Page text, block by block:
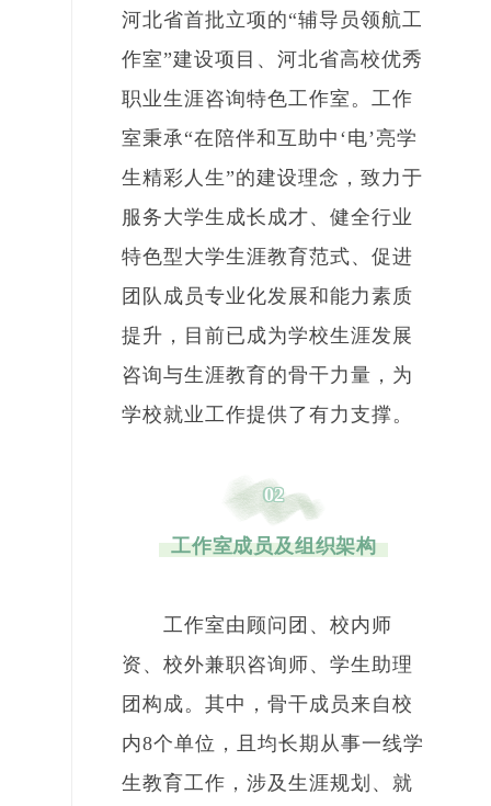
河北省首批立项的“辅导员领航工
作室”建设项目、河北省高校优秀
职业生涯咨询特色工作室。工作
室秉承“在陪伴和互助中‘电’亮学
生精彩人生”的建设理念，致力于
服务大学生成长成才、健全行业
特色型大学生涯教育范式、促进
团队成员专业化发展和能力素质
提升，目前已成为学校生涯发展
咨询与生涯教育的骨干力量，为
学校就业工作提供了有力支撑。
02
工作室成员及组织架构
工作室由顾问团、校内师
资、校外兼职咨询师、学生助理
团构成。其中，骨干成员来自校
内8个单位，且均长期从事一线学
生教育工作，涉及生涯规划、就